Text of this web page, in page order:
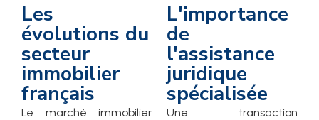
Les
évolutions du
secteur
immobilier
français
Le marché immobilier
L'importance
de
l'assistance
juridique
spécialisée
Une transaction